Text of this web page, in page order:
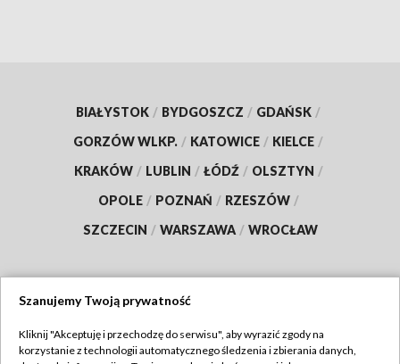
BIAŁYSTOK / BYDGOSZCZ / GDAŃSK /
GORZÓW WLKP. / KATOWICE / KIELCE /
KRAKÓW / LUBLIN / ŁÓDŹ / OLSZTYN /
OPOLE / POZNAŃ / RZESZÓW /
SZCZECIN / WARSZAWA / WROCŁAW
TVP
Szanujemy Twoją prywatność
Kliknij "Akceptuję i przechodzę do serwisu", aby wyrazić zgody na
korzystanie z technologii automatycznego śledzenia i zbierania danych,